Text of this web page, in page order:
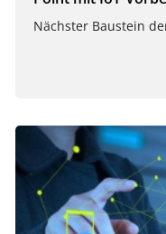
Nächster Baustein